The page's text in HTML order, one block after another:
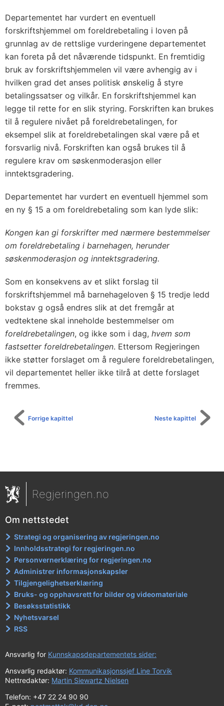
Departementet har vurdert en eventuell
forskriftshjemmel om foreldrebetaling i loven på
grunnlag av de rettslige vurderingene departementet
kan foreta på det nåværende tidspunkt. En fremtidig
bruk av forskriftshjemmelen vil være avhengig av i
hvilken grad det anses politisk ønskelig å styre
betalingssatser og vilkår. En forskriftshjemmel kan
legge til rette for en slik styring. Forskriften kan brukes
til å regulere nivået på foreldrebetalingen, for
eksempel slik at foreldrebetalingen skal være på et
forsvarlig nivå. Forskriften kan også brukes til å
regulere krav om søskenmoderasjon eller
inntektsgradering.
Departementet har vurdert en eventuell hjemmel som
en ny § 15 a om foreldrebetaling som kan lyde slik:
Kongen kan gi forskrifter med nærmere bestemmelser
om foreldrebetaling i barnehagen, herunder
søskenmoderasjon og inntektsgradering.
Som en konsekvens av et slikt forslag til
forskriftshjemmel må barnehageloven § 15 tredje ledd
bokstav g også endres slik at det fremgår at
vedtektene skal inneholde bestemmelser om
foreldrebetalingen, og ikke som i dag, hvem som
fastsetter foreldrebetalingen. Ettersom Regjeringen
ikke støtter forslaget om å regulere foreldrebetalingen,
vil departementet heller ikke tilrå at dette forslaget
fremmes.
Neste kapittel
Forrige kapittel
Regjeringen.no
Om nettstedet
Strategi og organisering av regjeringen.no
Innholdsstrategi for regjeringen.no
Personvernerklæring for regjeringen.no
Administrer informasjonskapsler
Tilgjengelighetserklæring
Bruks- og opphavsrett for bilder og videomateriale
Besøksstatistikk
Nyhetsvarsel
RSS
Ansvarlig for Kunnskapsdepartementets sider:
Ansvarlig redaktør: Kommunikasjonssjef Line Torvik
Nettredaktør: Martin Siewartz Nielsen
Telefon: +47 22 24 90 90